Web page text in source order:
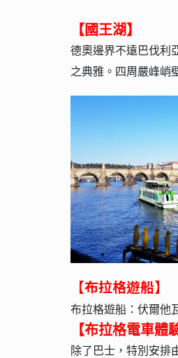
【國王湖】
德奧邊界不遠巴伐利
之典雅。四周嚴峰峭
【布拉格遊船】
布拉格遊船：伏爾他
【布拉格電車體
除了巴士，特別安排